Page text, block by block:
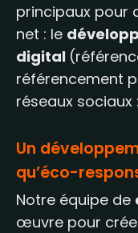
principaux pour
net : le
digital
référencement
réseaux sociaux :
Un
qu’éco-
Notre équipe de
œuvre pour